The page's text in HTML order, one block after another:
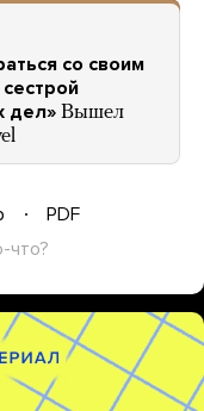
со своим
дел» Вышел
PDF
что?